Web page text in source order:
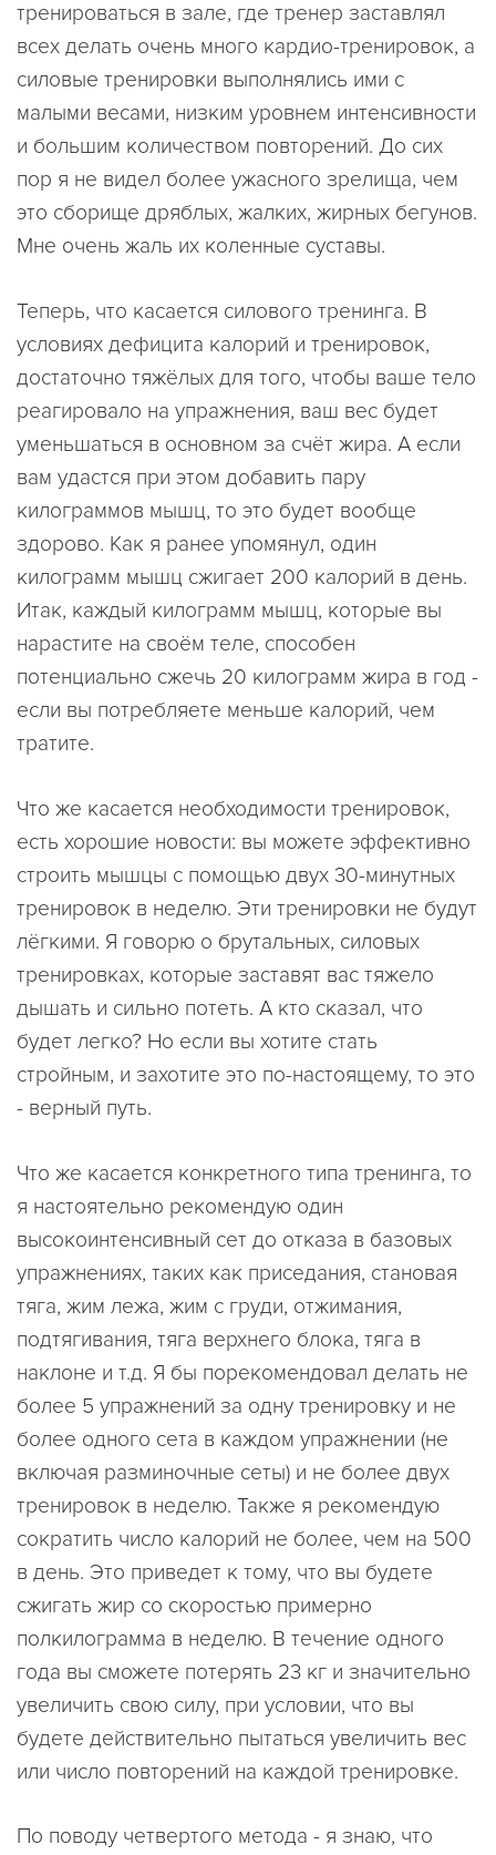
тренироваться в зале, где тренер заставлял
всех делать очень много кардио-тренировок, а
силовые тренировки выполнялись ими с
малыми весами, низким уровнем интенсивности
и большим количеством повторений. До сих
пор я не видел более ужасного зрелища, чем
это сборище дряблых, жалких, жирных бегунов.
Мне очень жаль их коленные суставы.
Теперь, что касается силового тренинга. В
условиях дефицита калорий и тренировок,
достаточно тяжёлых для того, чтобы ваше тело
реагировало на упражнения, ваш вес будет
уменьшаться в основном за счёт жира. А если
вам удастся при этом добавить пару
килограммов мышц, то это будет вообще
здорово. Как я ранее упомянул, один
килограмм мышц сжигает 200 калорий в день.
Итак, каждый килограмм мышц, которые вы
нарастите на своём теле, способен
потенциально сжечь 20 килограмм жира в год -
если вы потребляете меньше калорий, чем
тратите.
Что же касается необходимости тренировок,
есть хорошие новости: вы можете эффективно
строить мышцы с помощью двух 30-минутных
тренировок в неделю. Эти тренировки не будут
лёгкими. Я говорю о брутальных, силовых
тренировках, которые заставят вас тяжело
дышать и сильно потеть. А кто сказал, что
будет легко? Но если вы хотите стать
стройным, и захотите это по-настоящему, то это
- верный путь.
Что же касается конкретного типа тренинга, то
я настоятельно рекомендую один
высокоинтенсивный сет до отказа в базовых
упражнениях, таких как приседания, становая
тяга, жим лежа, жим с груди, отжимания,
подтягивания, тяга верхнего блока, тяга в
наклоне и т.д. Я бы порекомендовал делать не
более 5 упражнений за одну тренировку и не
более одного сета в каждом упражнении (не
включая разминочные сеты) и не более двух
тренировок в неделю. Также я рекомендую
сократить число калорий не более, чем на 500
в день. Это приведет к тому, что вы будете
сжигать жир со скоростью примерно
полкилограмма в неделю. В течение одного
года вы сможете потерять 23 кг и значительно
увеличить свою силу, при условии, что вы
будете действительно пытаться увеличить вес
или число повторений на каждой тренировке.
По поводу четвертого метода - я знаю, что